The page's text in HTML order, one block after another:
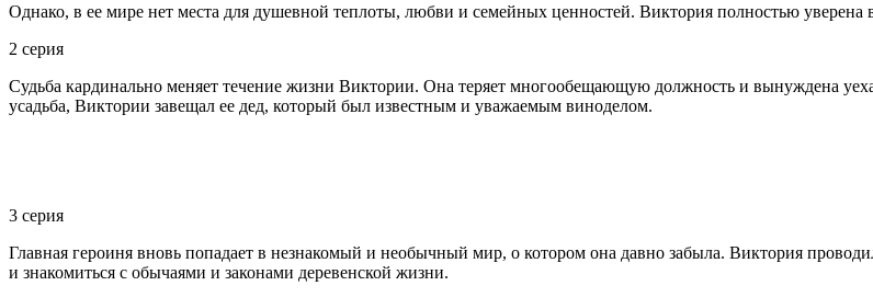
Однако, в ее мире нет места для душевной теплоты, любви и семейных ценностей. Виктория полностью
2 серия
Судьба кардинально меняет течение жизни Виктории. Она теряет многообещающую должность и вынуждена
усадьба, Виктории завещал ее дед, который был известным и уважаемым виноделом.
3 серия
Главная героиня вновь попадает в незнакомый и необычный мир, о котором она давно забыла. Виктория
и знакомиться с обычаями и законами деревенской жизни.